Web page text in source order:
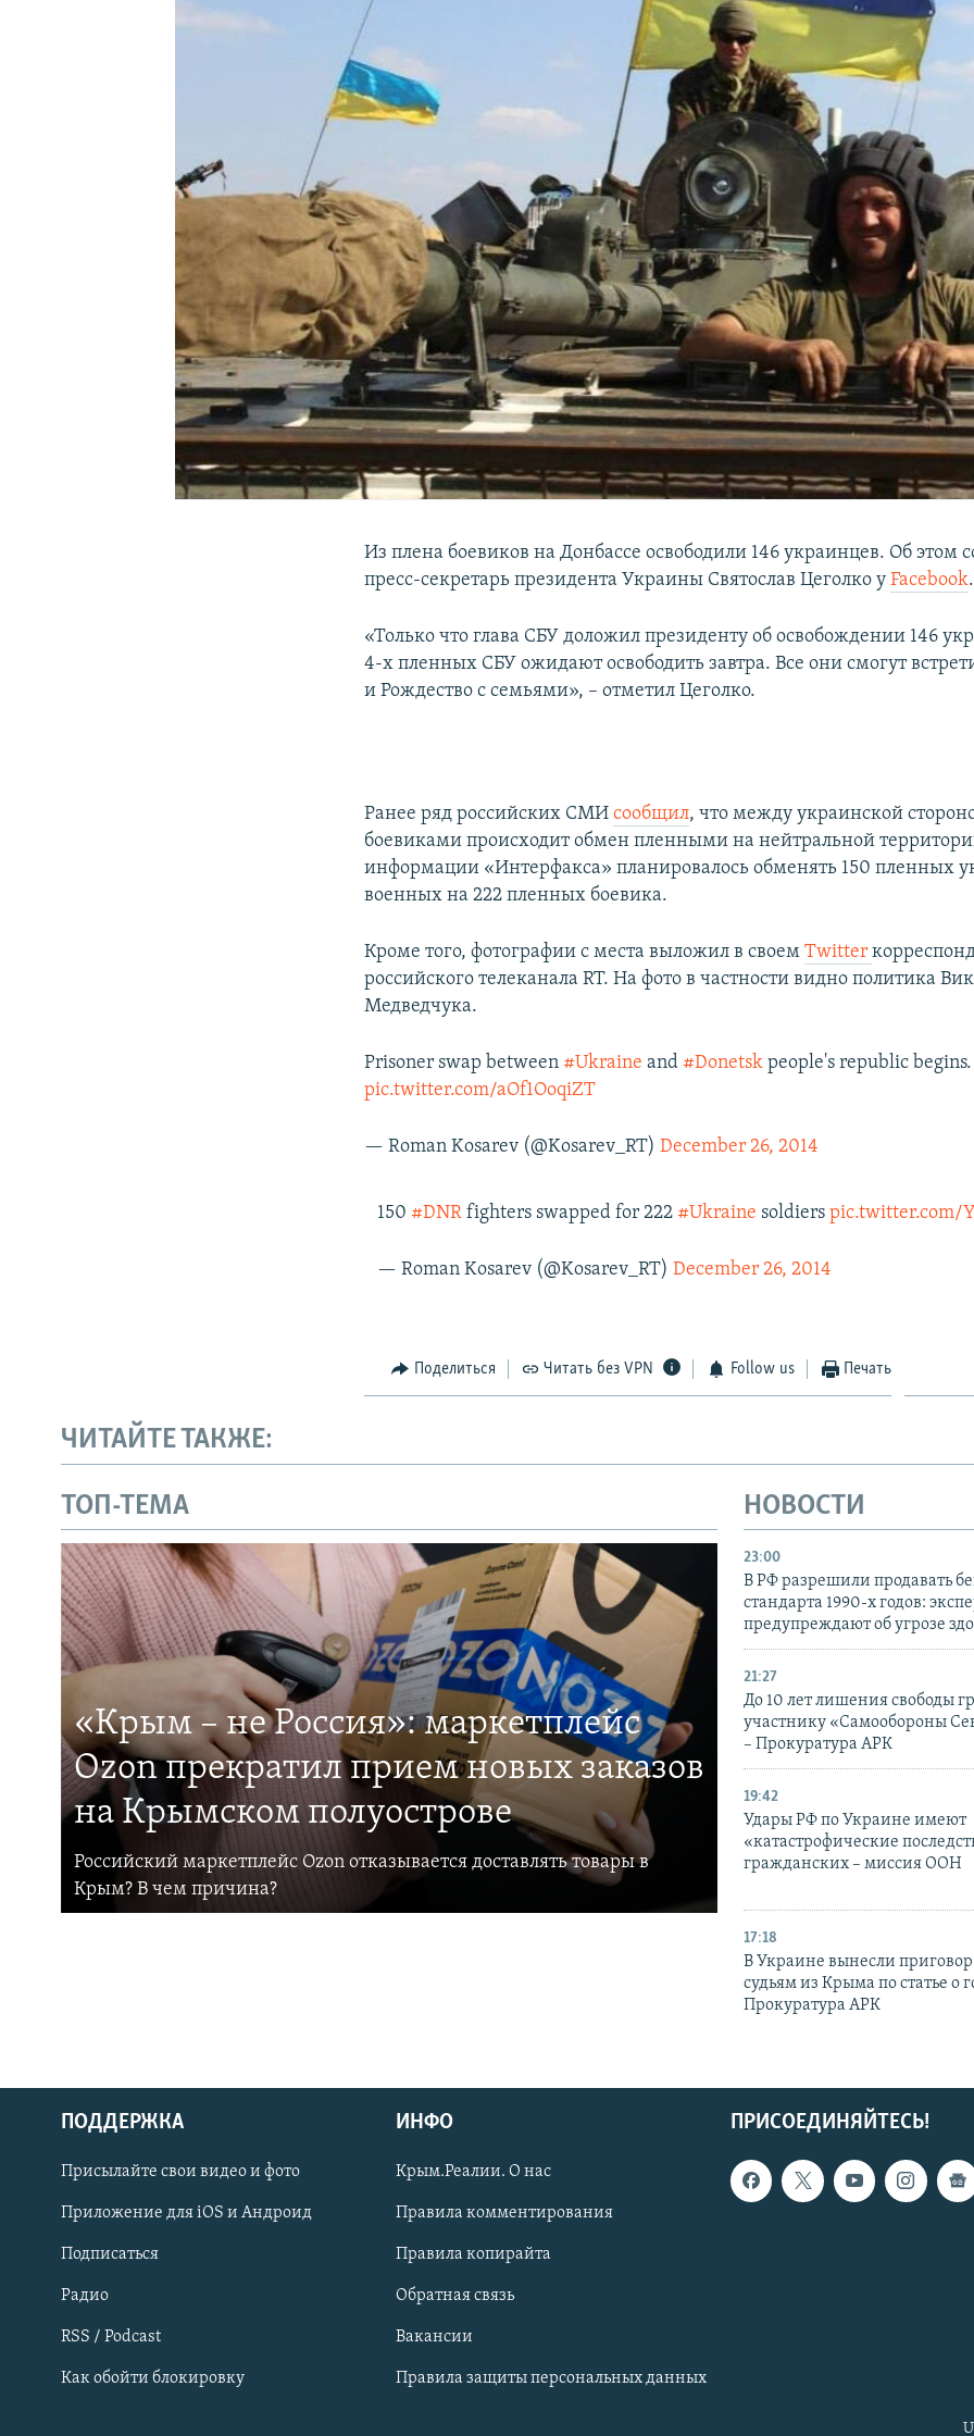
Українською
Qırımtatar
ПРИСОЕДИНЯЙТЕСЬ!
Из плена боевиков на Донбассе освободили 146 украинцев. Об этом
пресс-секретарь президента Украины Святослав Цеголко уFacebook.
«Только что глава СБУ доложил президенту об освобождении 146
4-х пленных СБУ ожидают освободить завтра. Все они смогут
и Рождество с семьями», – отметил Цеголко.
Ранее ряд российских СМИсообщил, что между украинской
боевиками происходит обмен пленными на нейтральной
информации «Интерфакса» планировалось обменять 150 пленных
военных на 222 пленных боевика.
Кроме того, фотографии с места выложил в своемTwitter
российского телеканала RT. На фото в частности видно политика
Медведчука.
Prisoner swap between #Ukraine and #Donetsk people's republic begins.
pic.twitter.com/aOf1OoqiZT
— Roman Kosarev (@Kosarev_RT)December 26, 2014
150 #DNRfighters swapped for 222 #Ukraine soldiers pic.twitter.com/
— Roman Kosarev (@Kosarev_RT) December 26, 2014
Поделиться Читать без VPN Follow us Печать
ЧИТАЙТЕ ТАКЖЕ:
ТОП-ТЕМА
«Крым – не Россия»: маркетплейс
Ozon прекратил прием новых заказов
на Крымском полуострове
Российский маркетплейс Ozon отказывается доставлять товары в
Крым? В чем причина?
НОВОСТИ
23:00
В РФ разрешили продавать
стандарта 1990-х годов:
предупреждают об угрозе
21:27
До 10 лет лишения свободы
участнику «Самообороны
– Прокуратура АРК
19:42
Удары РФ по Украине имеют
«катастрофические
гражданских – миссия ООН
17:18
В Украине вынесли
судьям из Крыма по статье о
Прокуратура АРК
ПРИСОЕДИНЯЙТЕСЬ!
ПОДДЕРЖКА
Присылайте свои видео и фото
Приложение для iOS и Андроид
Подписаться
Радио
RSS / Podcast
Как обойти блокировку
ИНФО
Крым.Реалии. О нас
Правила комментирования
Правила копирайта
Обратная связь
Вакансии
Правила защиты персональных данных